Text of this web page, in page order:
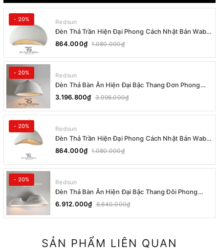
- 20% Redsun
Đèn Thả Trần Hiện Đại Phong Cách Nhật Bản Wabi-
sabi CDT-T036 Dáng B
864.000₫ 1.080.000₫
- 20% Redsun
Đèn Thả Bàn Ăn Hiện Đại Bậc Thang Đơn Phong
Cách Nhật Bản Wabi-sabi DC-T078B
3.196.800₫ 3.996.000₫
- 20% Redsun
Đèn Thả Trần Hiện Đại Phong Cách Nhật Bản Wabi-
sabi CDT-T036 Dáng A
864.000₫ 1.080.000₫
- 20% Redsun
Đèn Thả Bàn Ăn Hiện Đại Bậc Thang Đôi Phong
Cách Nhật Bản Wabi-sabi DC-T078A
6.912.000₫ 8.640.000₫
SẢN PHẨM LIÊN QUAN